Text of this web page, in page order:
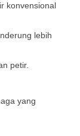
konvensional
lebih
petir.
yang